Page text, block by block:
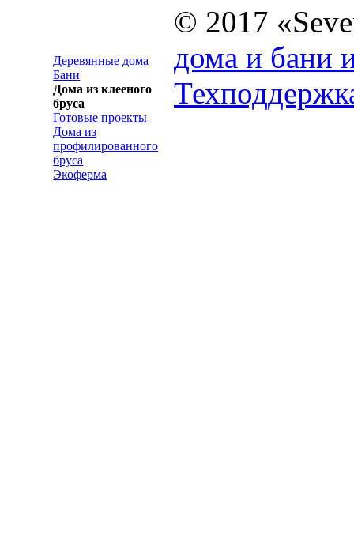
Деревянные дома
Бани
Дома из клееного
бруса
Готовые проекты
Дома из
профилированного
бруса
Экоферма
© 2017
дома и бани